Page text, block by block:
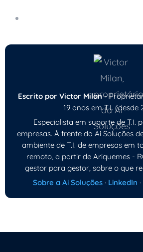
Escrito por Victor Milan-
19 anos em T.I. (desde
Especialista em suporte de T.I.
empresas. À frente da Ai Soluções
ambiente de T.I. de empresas em
remoto, a partir de Ariquemes -
gestor para gestor, sobre o que
Sobre a Ai Soluções · LinkedIn ·